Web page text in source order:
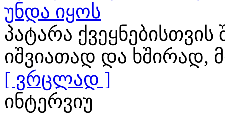
უნდა იყოს
პატარა
იშვიათად და
[ ვრცლად ]
ინტერვიუ